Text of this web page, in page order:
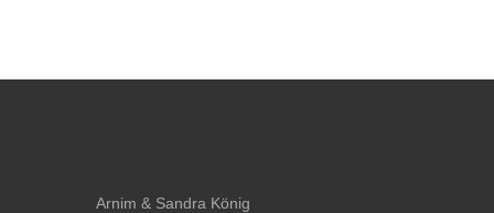
Arnim & Sandra König